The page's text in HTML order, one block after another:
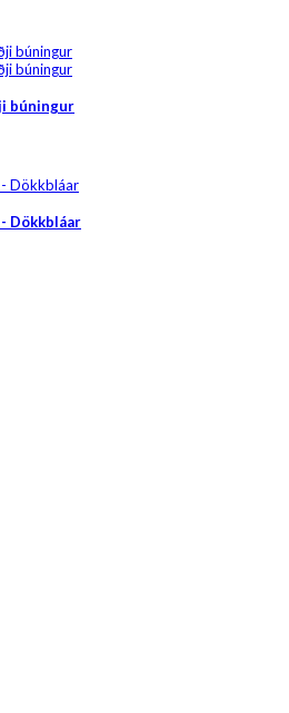
búningur
Dökkbláar